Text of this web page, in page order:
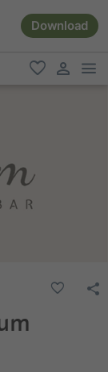
Download
favoriti